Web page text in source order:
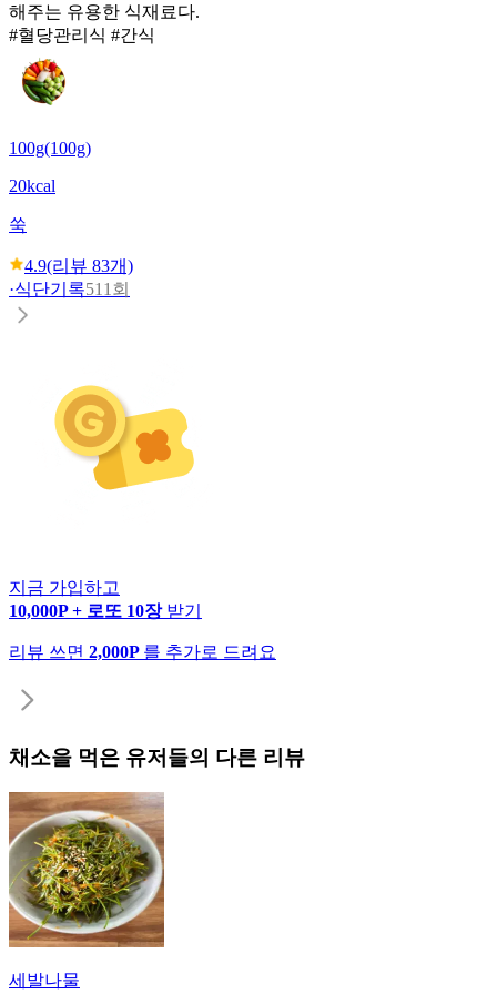
해주는 유용한 식재료다.
#혈당관리식 #간식
100g(100g)
20kcal
쑥
4.9(리뷰 83개)
·식단기록511회
지금 가입하고
10,000P + 로또 10장 받기
리뷰 쓰면 2,000P 를 추가로 드려요
채소을 먹은 유저들의 다른 리뷰
세발나물